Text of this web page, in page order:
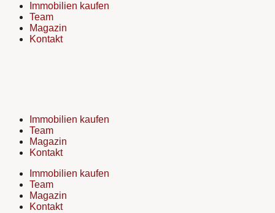
Immobilien kaufen
Team
Magazin
Kontakt
Immobilien kaufen
Team
Magazin
Kontakt
Immobilien kaufen
Team
Magazin
Kontakt